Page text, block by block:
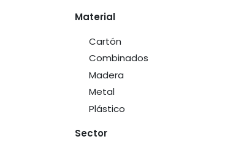
Material
Cartón
Combinados
Madera
Metal
Plástico
Sector